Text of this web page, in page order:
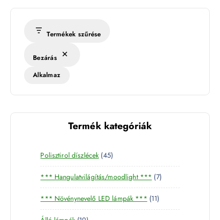
Termékek szűrése
Bezárás
Alkalmaz
Termék kategóriák
Polisztirol díszlécek 454
5
t
e
r
m
*** Hangulatvilágítás/moodlight *** 77
t
r
*** Növénynevelő LED lámpák *** 111
1